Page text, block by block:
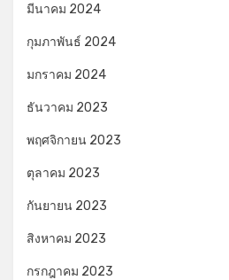
มีนาคม 2024
กุมภาพันธ์ 2024
มกราคม 2024
ธันวาคม 2023
พฤศจิกายน 2023
ตุลาคม 2023
กันยายน 2023
สิงหาคม 2023
กรกฎาคม 2023